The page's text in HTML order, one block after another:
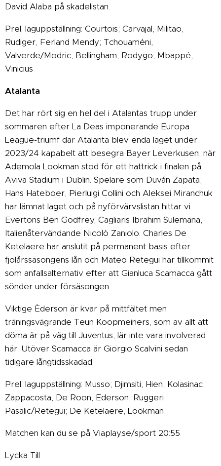
David Alaba på skadelistan.
Prel. laguppställning: Courtois; Carvajal, Militao,
Rudiger, Ferland Mendy; Tchouaméni,
Valverde/Modric, Bellingham; Rodygo, Mbappé,
Vinicius
Atalanta
Det har rört sig en hel del i Atalantas trupp under
sommaren efter La Deas imponerande Europa
League-triumf där Atalanta blev enda laget under
2023/24 kapabelt att besegra Bayer Leverkusen, när
Ademola Lookman stod för ett hattrick i finalen på
Aviva Stadium i Dublin. Spelare som Duván Zapata,
Hans Hateboer, Pierluigi Collini och Aleksei Miranchuk
har lämnat laget och på nyförvärvslistan hittar vi
Evertons Ben Godfrey, Cagliaris Ibrahim Sulemana,
Italienåtervändande Nicolò Zaniolo. Charles De
Ketelaere har anslutit på permanent basis efter
fjolårssäsongens lån och Mateo Retegui har tillkommit
som anfallsalternativ efter att Gianluca Scamacca gått
sönder under försäsongen.
Viktige Èderson är kvar på mittfältet men
träningsvägrande Teun Koopmeiners, som av allt att
döma är på väg till Juventus, lär inte vara involverad
här. Utöver Scamacca är Giorgio Scalvini sedan
tidigare långtidsskadad.
Prel. laguppställning: Musso; Djimsiti, Hien, Kolasinac;
Zappacosta, De Roon, Ederson, Ruggeri;
Pasalic/Retegui; De Ketelaere, Lookman
Matchen kan du se på Viaplay.se/sport 20:55
Lycka Till